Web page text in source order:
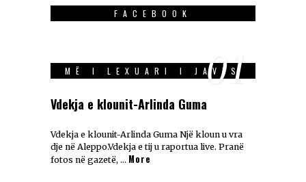
FACEBOOK
MË I LEXUARI I JAVES
01
Vdekja e klounit-Arlinda Guma
Vdekja e klounit-Arlinda Guma Një kloun u vra
dje në Aleppo.Vdekja e tij u raportua live. Pranë
fotos në gazetë, … More